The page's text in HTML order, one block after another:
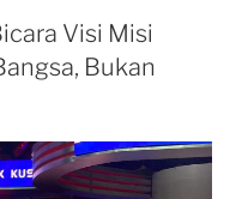
Visi Misi
Bukan